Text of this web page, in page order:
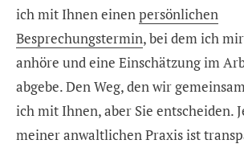
ich mit Ihnen einenpersönlichen
Besprechungstermin, bei dem ich
anhöre und eine Einschätzung im
abgebe. Den Weg, den wir
ich mit Ihnen, aber Sie entscheiden.
meiner anwaltlichen Praxis ist